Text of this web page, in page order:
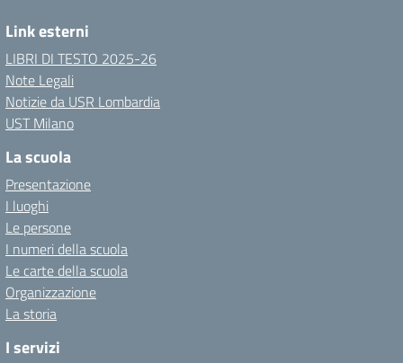
Link esterni
LIBRI DI TESTO 2025-26
Note Legali
Notizie da USR Lombardia
UST Milano
La scuola
Presentazione
I luoghi
Le persone
I numeri della scuola
Le carte della scuola
Organizzazione
La storia
I servizi